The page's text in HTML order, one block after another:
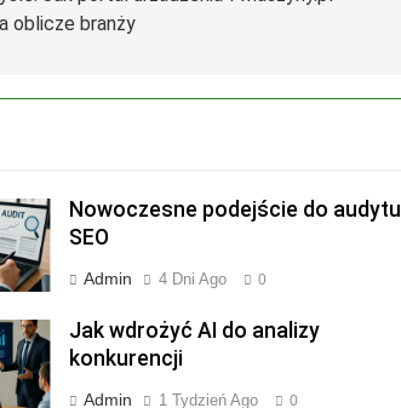
oblicze branży
Nowoczesne podejście do audytu
SEO
Admin 4 Dni Ago 0
Jak wdrożyć AI do analizy
konkurencji
Admin 1 Tydzień Ago 0